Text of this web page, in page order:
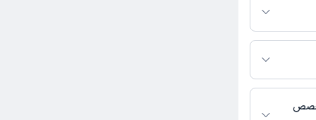
کاربر آزاد
باشند،
بودن پروفایل
پزشکی و